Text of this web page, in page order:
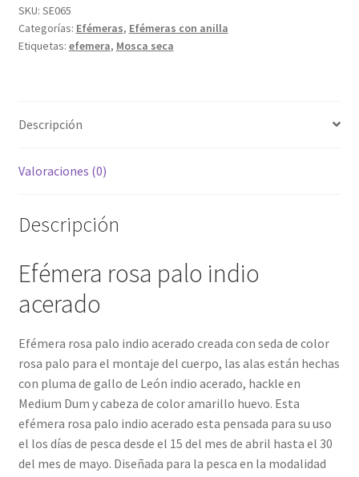
acerado
mosca
seca
SKU: SE065
Categorías: Efémeras, Efémeras con anilla
Etiquetas: efemera, Mosca seca
Descripción
Valoraciones (0)
Descripción
Efémera rosa palo indio
acerado
Efémera rosa palo indio acerado creada con seda de color
rosa palo para el montaje del cuerpo, las alas están hechas
con pluma de gallo de León indio acerado, hackle en
Medium Dum y cabeza de color amarillo huevo. Esta
efémera rosa palo indio acerado esta pensada para su uso
el los días de pesca desde el 15 del mes de abril hasta el 30
del mes de mayo. Diseñada para la pesca en la modalidad